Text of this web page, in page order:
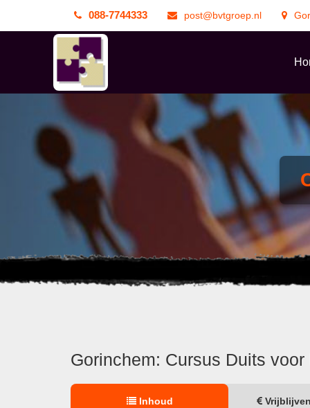
088-7744333 post@bvtgroep.nl
Gorinchem: Cursus Duits voor
Inhoud